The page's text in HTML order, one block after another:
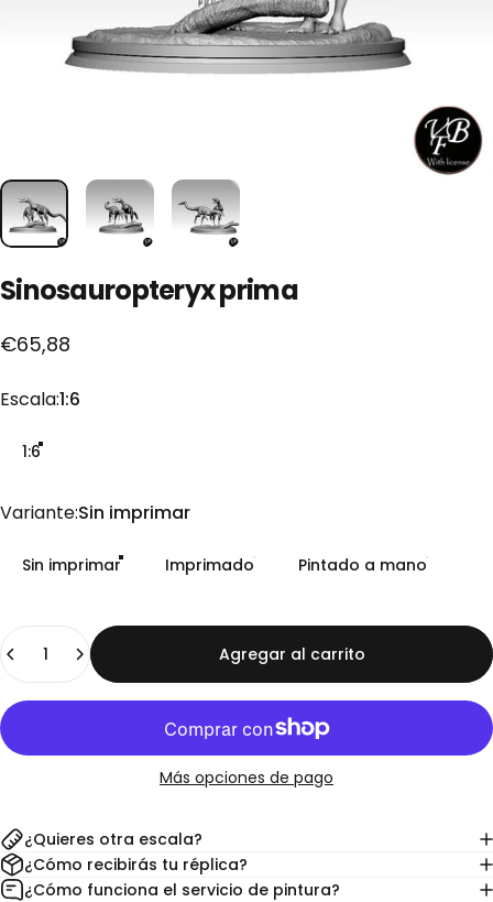
Sinosauropteryxprima
€65,88
Escala
Escala:1:6
1:6
Variante
Variante:Sin imprimar
Sin imprimar Imprimado Pintado a mano
Cantidad
Agregar al carrito
Más opciones de pago
¿Quieres otra escala?
¿Cómo recibirás tu réplica?
¿Cómo funciona el servicio de pintura?